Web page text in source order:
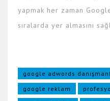
yapmak her zaman
sıralarda yer almasını
google adwords
google reklam